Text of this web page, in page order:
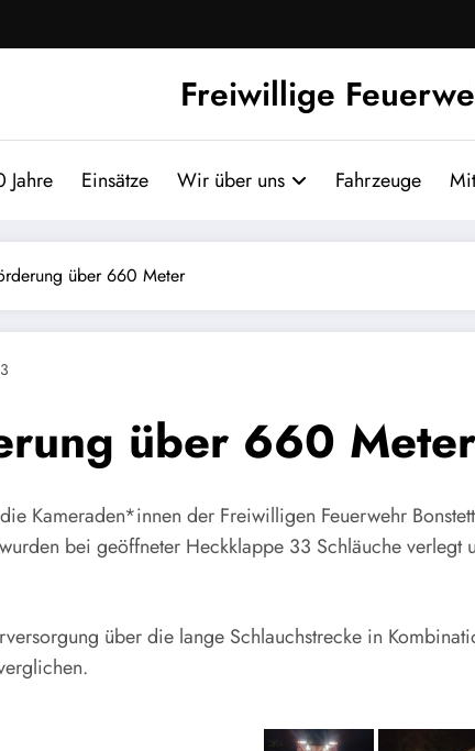
Freiwillige
Jahre Einsätze Wir über uns Fahrzeuge
über 660 Meter
über 660 Meter
Kameraden*innen der Freiwilligen Feuerwehr
bei geöffneter Heckklappe 33 Schläuche
über die lange Schlauchstrecke in